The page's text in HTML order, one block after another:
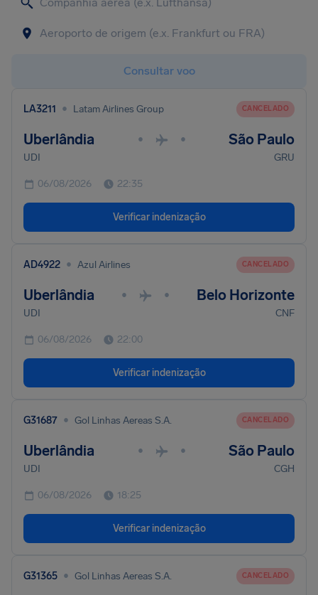
Consultar voo
LA3211 • Latam Airlines Group CANCELADO
Uberlândia • • São Paulo
UDI GRU
06/08/2026 22:35
Verificar indenização
AD4922 • Azul Airlines CANCELADO
Uberlândia • • Belo Horizonte
UDI CNF
06/08/2026 22:00
Verificar indenização
G31687 • Gol Linhas Aereas S.A. CANCELADO
Uberlândia • • São Paulo
UDI CGH
06/08/2026 18:25
Verificar indenização
G31365 • Gol Linhas Aereas S.A. CANCELADO